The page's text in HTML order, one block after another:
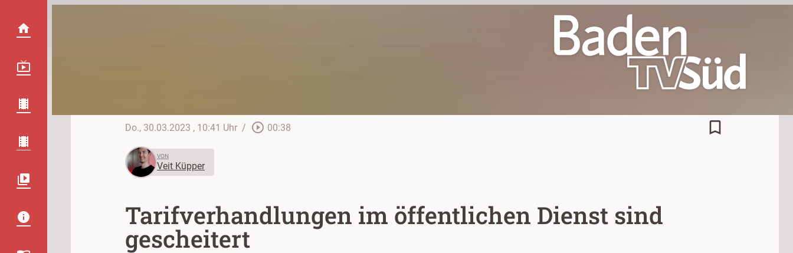
Do., 30.03.2023 , 10:41 Uhr / play_circle_outline 00:38 bookmark_border
VON
Veit Küpper
Tarifverhandlungen im öffentlichen Dienst sind
gescheitert